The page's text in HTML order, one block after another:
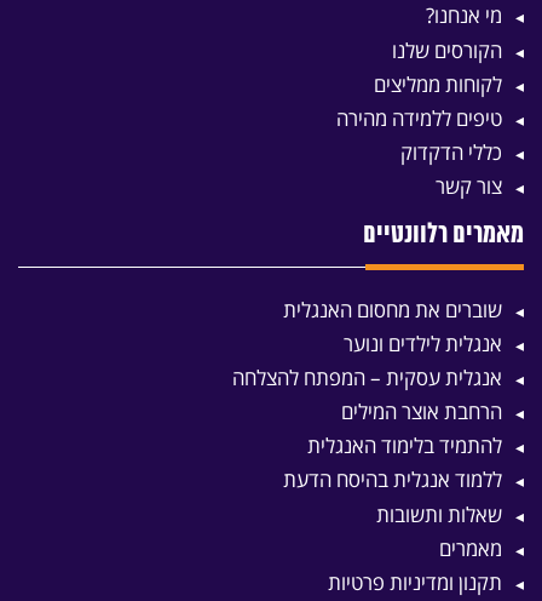
מי אנחנו?
הקורסים שלנו
לקוחות ממליצים
טיפים ללמידה מהירה
כללי הדקדוק
צור קשר
מאמרים רלוונטיים
שוברים את מחסום האנגלית
אנגלית לילדים ונוער
אנגלית עסקית – המפתח להצלחה
הרחבת אוצר המילים
להתמיד בלימוד האנגלית
ללמוד אנגלית בהיסח הדעת
שאלות ותשובות
מאמרים
תקנון ומדיניות פרטיות